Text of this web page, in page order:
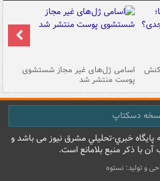
اسامی ژل‌های غیر مجاز شستشوی
پوست منتشر شد
دسکتاپ
خبري-تحليلي مشرق نيوز می باشد و
آن با ذکر منبع بلامانع است.
و تولید: نستوه